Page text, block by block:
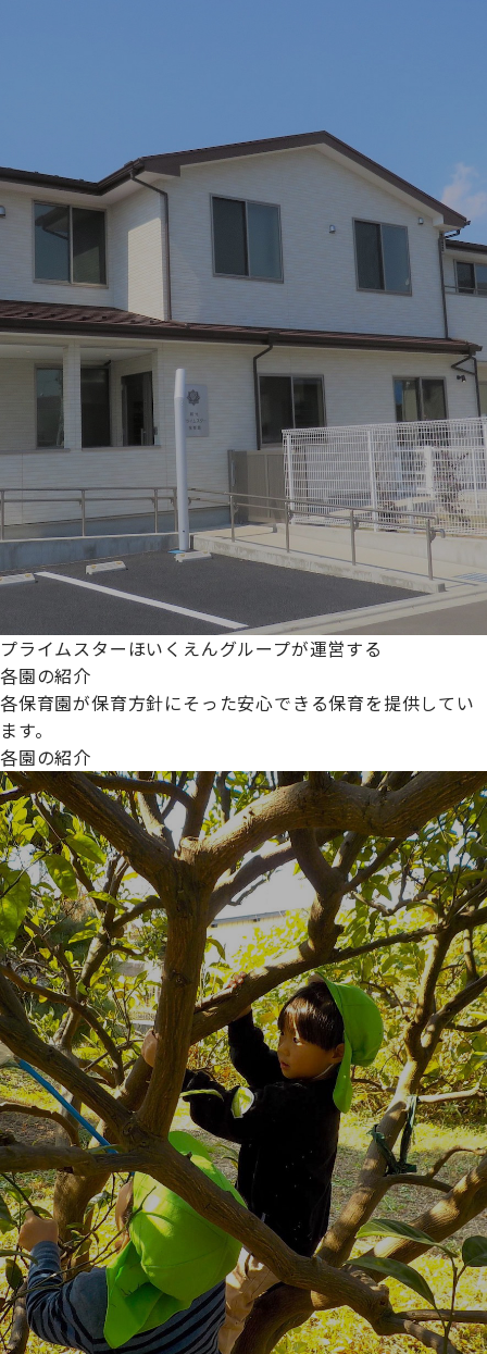
プライムスターほいくえんグループが運営する
各園の紹介
各保育園が保育方針にそった安心できる保育を提供してい
ます。
各園の紹介